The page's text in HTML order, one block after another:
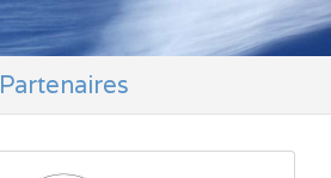
Partenaires